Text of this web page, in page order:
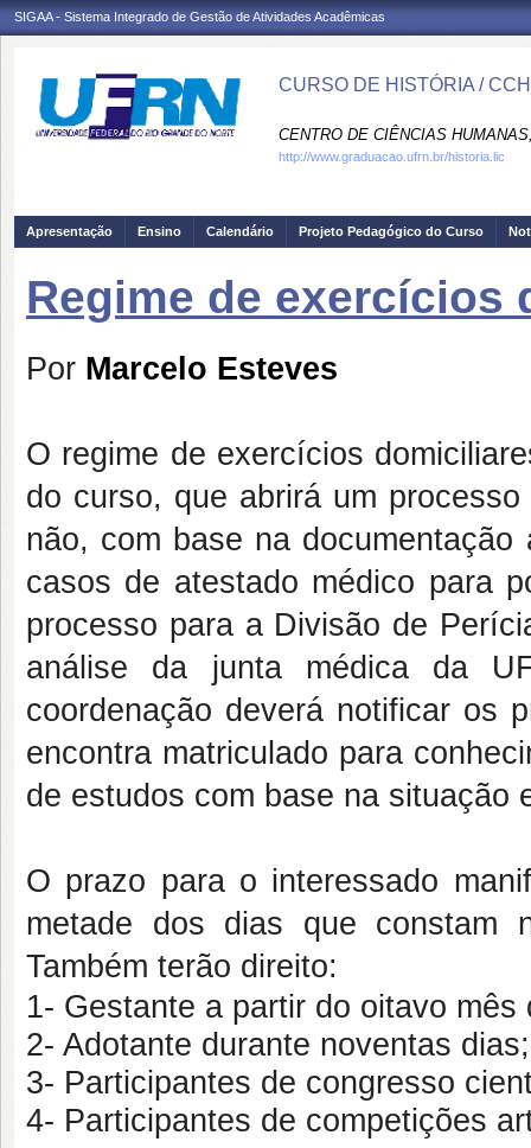
SIGAA - Sistema Integrado de Gestão de Atividades Acadêmicas
CURSO DE HISTÓRIA /
CENTRO DE CIÊNCIAS
http://www.graduacao.ufrn.br/historia.lic
Apresentação Ensino Calendário Projeto Pedagógico do Curso
Regime de exercícios
Por Marcelo Esteves
O regime de exercícios
do curso, que abrirá um
não, com base na
casos de atestado médico para
processo para a Divisão de
análise da junta médica da
coordenação deverá notificar os
encontra matriculado para
de estudos com base na
O prazo para o interessado
metade dos dias que constam
Também terão direito:
1- Gestante a partir do oitavo
2- Adotante durante noventas
3- Participantes de congresso
4- Participantes de competições